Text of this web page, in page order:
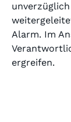
Alarm. Im
ergreifen.